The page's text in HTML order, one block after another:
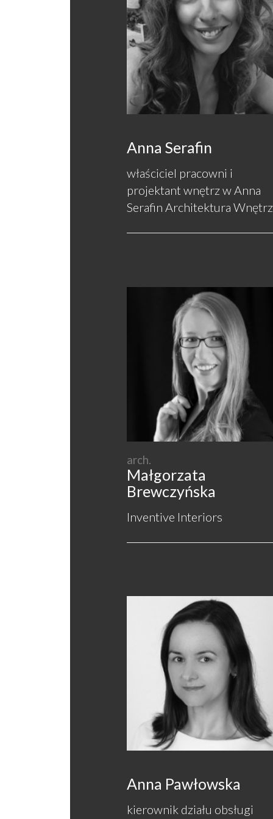
Anna Serafin
właściciel pracowni i
projektant wnętrz w Anna
Serafin Architektura Wnętrz
arch.
Małgorzata
Brewczyńska
Inventive Interiors
Anna Pawłowska
kierownik działu obsługi